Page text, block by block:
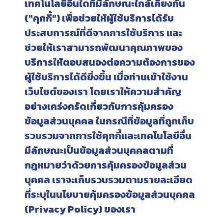
เทคโนโลยีอื่นใดที่มีลักษณะใกล้เคียงกัน
("คุกกี้") เพื่อช่วยให้ผู้ใช้บริการได้รับ
ประสบการณ์ที่ดีจากการใช้บริการ และ
ช่วยให้เราสามารถพัฒนาคุณภาพของ
บริการให้ตอบสนองต่อความต้องการของ
ผู้ใช้บริการได้ดียิ่งขึ้น เมื่อท่านเข้าใช้งาน
เว็บไซต์ของเรา โดยเราให้ความสำคัญ
อย่างเคร่งครัดเกี่ยวกับการคุ้มครอง
ข้อมูลส่วนบุคคล ในกรณีที่ข้อมูลที่ถูกเก็บ
รวบรวมจากการใช้คุกกี้และเทคโนโลยีอื่น
มีลักษณะเป็นข้อมูลส่วนบุคคลตามที่
กฎหมายว่าด้วยการคุ้มครองข้อมูลส่วน
บุคคล เราจะเก็บรวบรวมตามรายละเอียด
ที่ระบุในนโยบายคุ้มครองข้อมูลส่วนบุคคล
(Privacy Policy) ของเรา